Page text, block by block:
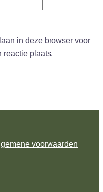
in deze browser voor
reactie plaats.
voorwaarden